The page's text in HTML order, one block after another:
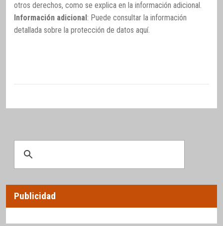
otros derechos, como se explica en la información adicional.
Información adicional : Puede consultar la información
detallada sobre la protección de datos aquí.
Publicidad